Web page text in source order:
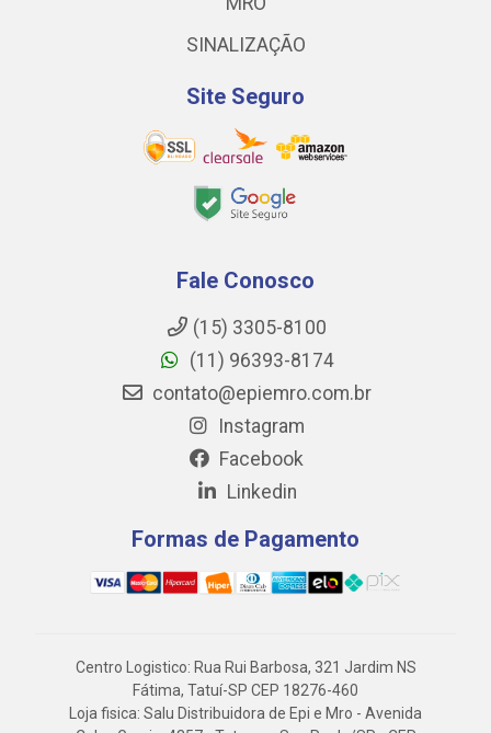
SINALIZAÇÃO
Site Seguro
Fale Conosco
(15) 3305-8100
(11) 96393-8174
contato@epiemro.com.br
Instagram
Facebook
Linkedin
Formas de Pagamento
Centro Logistico: Rua Rui Barbosa, 321 Jardim NS
Fátima, Tatuí-SP CEP 18276-460
Loja fisica: Salu Distribuidora de Epi e Mro - Avenida